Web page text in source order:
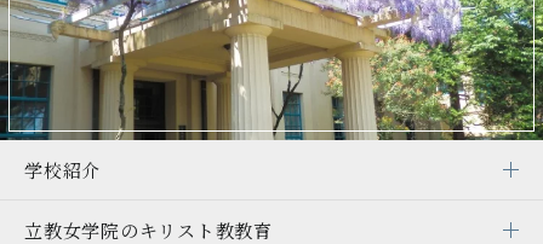
学校紹介
立教女学院のキリスト教教育